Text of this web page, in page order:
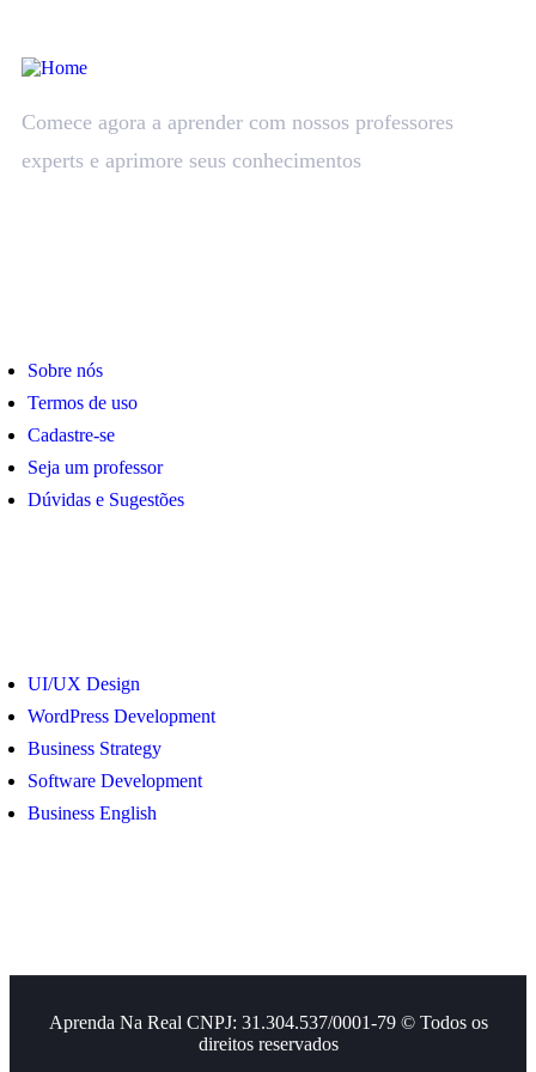
Comece agora a aprender com nossos professores
experts e aprimore seus conhecimentos
Sobre nós
Termos de uso
Cadastre-se
Seja um professor
Dúvidas e Sugestões
UI/UX Design
WordPress Development
Business Strategy
Software Development
Business English
Aprenda Na Real CNPJ: 31.304.537/0001-79 © Todos os
direitos reservados